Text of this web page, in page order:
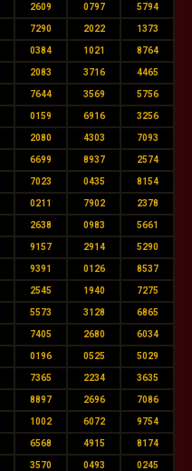
2609 0797 5794
7290 2022 1373
0384 1021 8764
2083 3716 4465
7644 3569 5756
0159 6916 3256
2080 4303 7093
6699 8937 2574
7023 0435 8154
0211 7902 2378
2638 0983 5661
9157 2914 5290
9391 0126 8537
2545 1940 7275
5573 3128 6865
7405 2680 6034
0196 0525 5029
7365 2234 3635
8897 2696 7086
1002 6072 9754
6568 4915 8174
3570 0493 0245